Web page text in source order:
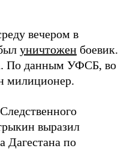
вечером в
уничтожен боевик.
По данным УФСБ, во
милиционер.
выразил
Дагестана по